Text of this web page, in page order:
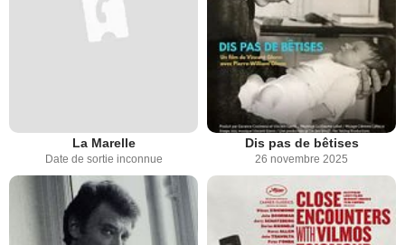
La Marelle
Date de sortie inconnue
Dis pas de bêtises
26 novembre 2025